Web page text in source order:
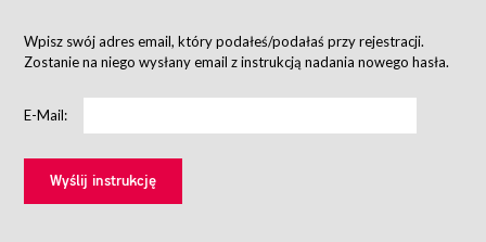
Wpisz swój adres email, który podałeś/podałaś przy rejestracji.
Zostanie na niego wysłany email z instrukcją nadania nowego hasła.
E-Mail: